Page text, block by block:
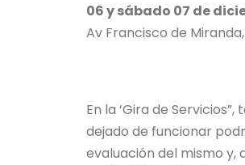
06 y sábado 07 de
Av Francisco de
En la ‘Gira de
dejado de funcionar
evaluación del mismo